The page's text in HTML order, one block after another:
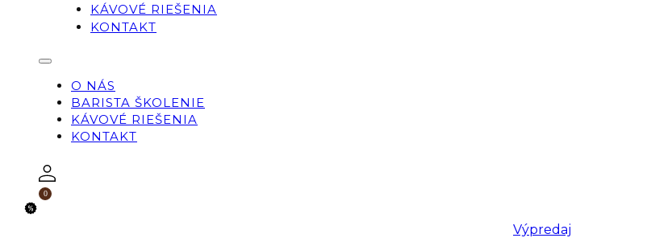
KÁVOVÉ RIEŠENIA
KONTAKT
O NÁS
BARISTA ŠKOLENIE
KÁVOVÉ RIEŠENIA
KONTAKT
0
Výpredaj